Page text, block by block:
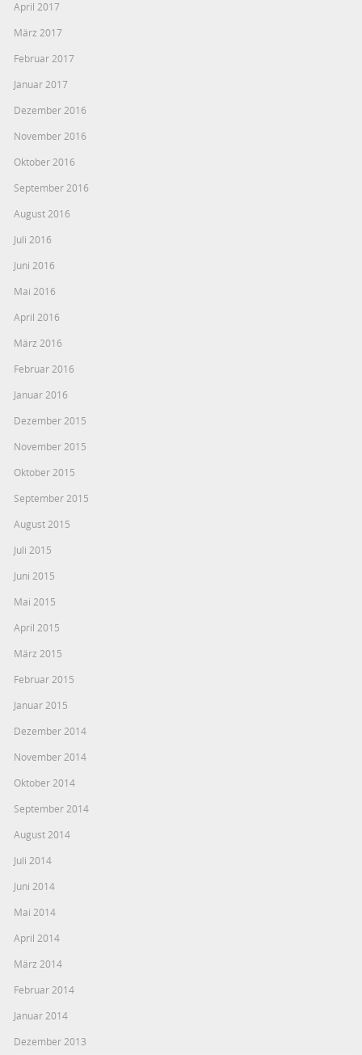
April 2017
März 2017
Februar 2017
Januar 2017
Dezember 2016
November 2016
Oktober 2016
September 2016
August 2016
Juli 2016
Juni 2016
Mai 2016
April 2016
März 2016
Februar 2016
Januar 2016
Dezember 2015
November 2015
Oktober 2015
September 2015
August 2015
Juli 2015
Juni 2015
Mai 2015
April 2015
März 2015
Februar 2015
Januar 2015
Dezember 2014
November 2014
Oktober 2014
September 2014
August 2014
Juli 2014
Juni 2014
Mai 2014
April 2014
März 2014
Februar 2014
Januar 2014
Dezember 2013